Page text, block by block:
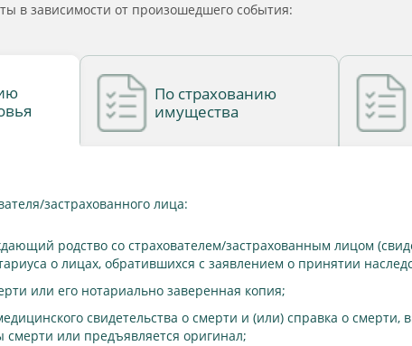
в зависимости от произошедшего события:
По страхованию
имущества
застрахованного лица:
родство со страхователем/застрахованным лицом
о лицах, обратившихся с заявлением о принятии
или его нотариально заверенная копия;
свидетельства о смерти и (или) справка о смерти,
или предъявляется оригинал;